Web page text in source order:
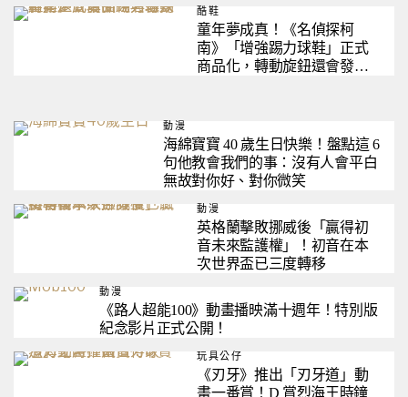
酷鞋
童年夢成真！《名偵探柯
南》「增強踢力球鞋」正式
商品化，轉動旋鈕還會發出
動漫
海綿寶寶 40 歲生日快樂！盤點這 6
句他教會我們的事：沒有人會平白
無故對你好、對你微笑
動漫
英格蘭擊敗挪威後「贏得初
音未來監護權」！初音在本
次世界盃已三度轉移
動漫
《路人超能100》動畫播映滿十週年！特別版
紀念影片正式公開！
玩具公仔
《刃牙》推出「刃牙道」動
畫一番賞！D 賞烈海王時鐘